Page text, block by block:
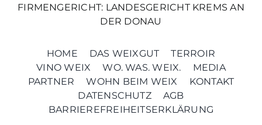
FIRMENGERICHT: LANDESGERICHT KREMS AN
DER DONAU
HOME DAS WEIXGUT
TERROIR
VINO WEIX
WO. WAS. WEIX.
MEDIA
PARTNER
WOHN BEIM WEIX
KONTAKT
DATENSCHUTZ
AGB
BARRIEREFREIHEITSERKLÄRUNG